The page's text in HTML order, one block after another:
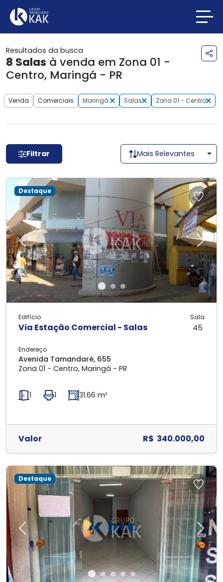
Resultados da busca
8 Salas à venda em Zona 01 -
Centro, Maringá - PR
Venda Comerciais Maringá Salas Zona 01 - Centro
Filtrar Mais Relevantes
Previous Next
Destaque
Edifício
Via Estação Comercial - Salas
Sala
45
Endereço
Avenida Tamandaré, 655
Zona 01 - Centro, Maringá - PR
1 1 31.66 m²
Valor R$ 340.000,00
Previous Next
Destaque